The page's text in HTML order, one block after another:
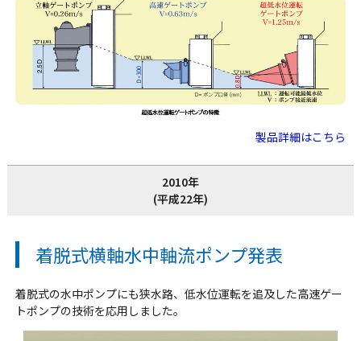
製品詳細はこちら
2010年
(平成22年)
着脱式横軸水中軸流ポンプ発表
着脱式の水中ポンプにも狭水路、低水位運転を追及した高速ゲー
トポンプの技術を応用しました。